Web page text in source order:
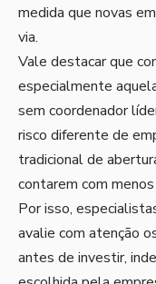
medida que novas
via.
Vale destacar que
especialmente
sem coordenador
risco diferente de
tradicional de
contarem com
Por isso,
avalie com atenção
antes de investir,